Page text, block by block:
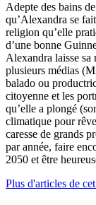
Adepte des bains
qu’Alexandra se
religion qu’elle
d’une bonne
Alexandra laisse sa
plusieurs médias
balado ou
citoyenne et les
qu’elle a plongé
climatique pour
caresse de grands
par année, faire
2050 et être
Plus d'articles de